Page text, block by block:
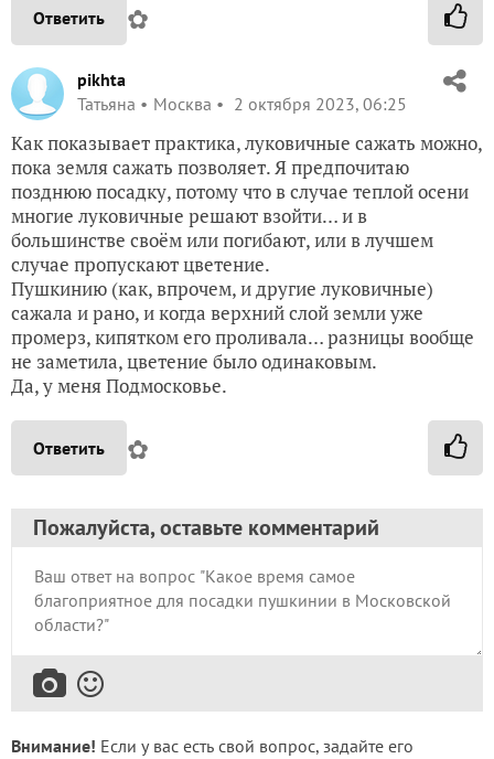
Ответить ✿
pikhta
Татьяна
Москва 2 октября 2023, 06:25
Как показывает практика, луковичные сажать можно,
пока земля сажать позволяет. Я предпочитаю
позднюю посадку, потому что в случае теплой осени
многие луковичные решают взойти… и в
большинстве своём или погибают, или в лучшем
случае пропускают цветение.
Пушкинию (как, впрочем, и другие луковичные)
сажала и рано, и когда верхний слой земли уже
промерз, кипятком его проливала… разницы вообще
не заметила, цветение было одинаковым.
Да, у меня Подмосковье.
Ответить ✿
Пожалуйста, оставьте комментарий
Внимание! Если у вас есть свой вопрос, задайте его